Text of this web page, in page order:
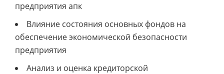
предприятия апк
Влияние состояния основных фондов на
обеспечение экономической безопасности
предприятия
Анализ и оценка кредиторской